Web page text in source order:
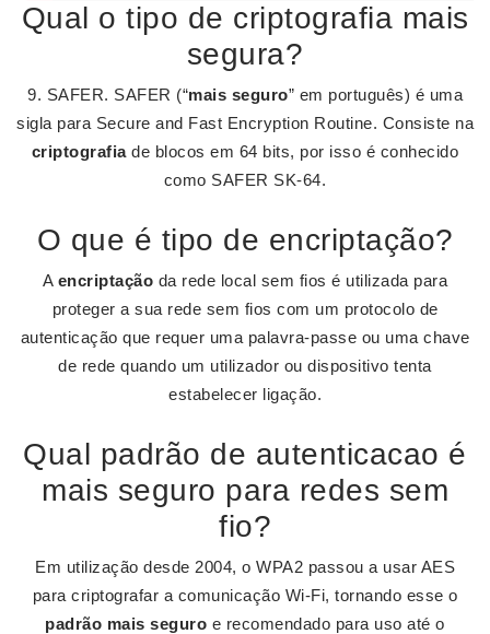
Qual o tipo de criptografia mais
segura?
9. SAFER. SAFER (“mais seguro” em português) é uma
sigla para Secure and Fast Encryption Routine. Consiste na
criptografiade blocos em 64 bits, por isso é conhecido
como SAFER SK-64.
O que é tipo de encriptação?
A encriptação da rede local sem fios é utilizada para
proteger a sua rede sem fios com um protocolo de
autenticação que requer uma palavra-passe ou uma chave
de rede quando um utilizador ou dispositivo tenta
estabelecer ligação.
Qual padrão de autenticacao é
mais seguro para redes sem
fio?
Em utilização desde 2004, o WPA2 passou a usar AES
para criptografar a comunicação Wi-Fi, tornando esse o
padrão mais seguro e recomendado para uso até o